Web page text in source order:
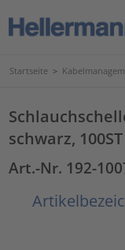
Startseite >
schwarz, 100ST
Art.-Nr. 192-